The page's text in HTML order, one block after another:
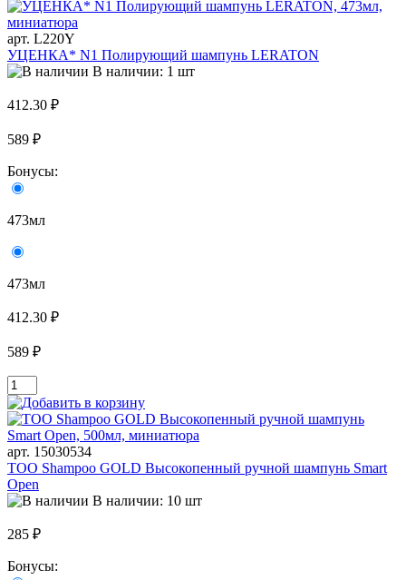
арт. L220Y
УЦЕНКА* N1 Полирующий шампунь LERATON
В наличии: 1 шт
412.30 ₽
589 ₽
Бонусы:
473мл
473мл
412.30 ₽
589 ₽
арт. 15030534
TOO Shampoo GOLD Высокопенный ручной шампунь Smart
Open
В наличии: 10 шт
285 ₽
Бонусы: